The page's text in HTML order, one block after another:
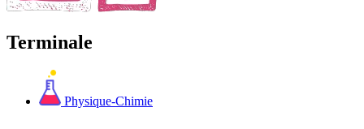
Terminale
Physique-Chimie